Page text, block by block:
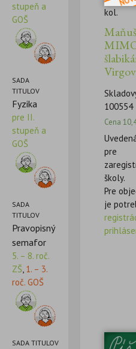
stupeň a
GOŠ
SADA
TITULOV
Fyzika
pre II.
stupeň a
GOŠ
SADA
TITULOV
Pravopisný
semafor
5. – 8. roč.
ZŠ,1. – 3.
roč. GOŠ
SADA TITULOV
kol.
100554
Cena
pre
školy.
Pre
je